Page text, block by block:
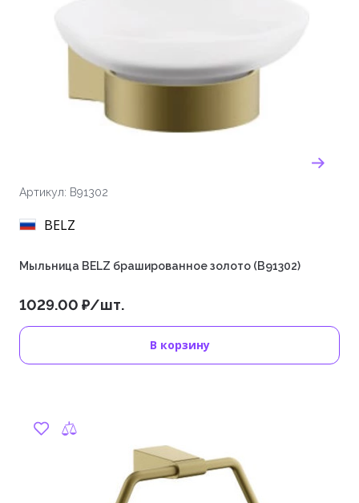
Артикул: B91302
BELZ
Мыльница BELZ брашированное золото (B91302)
1029.00 ₽/шт.
В корзину